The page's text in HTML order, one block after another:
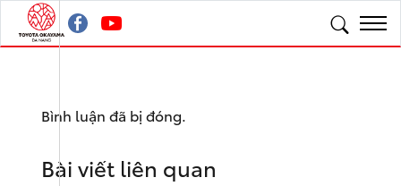
Bình luận đã bị đóng.
Bài viết liên quan